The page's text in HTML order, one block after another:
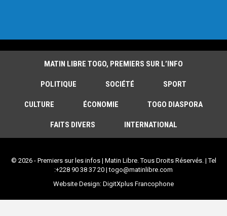
MATIN LIBRE TOGO, PREMIERS SUR L’INFO
POLITIQUE SOCIÉTÉ SPORT
CULTURE ÉCONOMIE TOGO DIASPORA
FAITS DIVERS INTERNATIONAL
© 2026 - Premiers sur les infos | Matin Libre. Tous Droits Réservés. | Tel
:+228 90 38 37 20 | togo@matinlibre.com
Website Design: DigitXplus Francophone